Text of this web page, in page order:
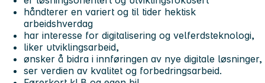
håndterer en variert og til tider hektisk
arbeidshverdag
har interesse for digitalisering og velferdsteknologi,
liker utviklingsarbeid,
ønsker å bidra i innføringen av nye digitale løsninger,
ser verdien av kvalitet og forbedringsarbeid.